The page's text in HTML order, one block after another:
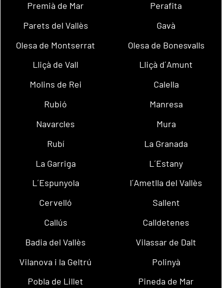
Premià de Mar
Perafita
Parets del Vallès
Gavà
Olesa de Montserrat
Olesa de Bonesvalls
Lliçà de Vall
Lliçà d´Amunt
Molins de Rei
Calella
Rubió
Manresa
Navarcles
Mura
Rubí
La Granada
La Garriga
L´Estany
L´Espunyola
l´Ametlla del Vallès
Cervelló
Sallent
Callús
Calldetenes
Badia del Vallès
Vilassar de Dalt
Vilanova i la Geltrú
Polinyà
Pobla de Lillet
Pineda de Mar